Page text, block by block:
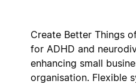
Create Better Things
for ADHD and
enhancing small
organisation. Flexible